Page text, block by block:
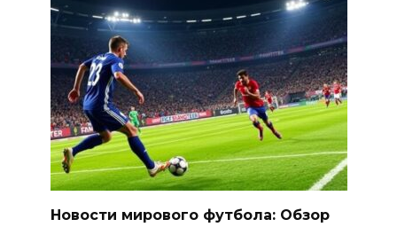
Новости мирового футбола: Обзор